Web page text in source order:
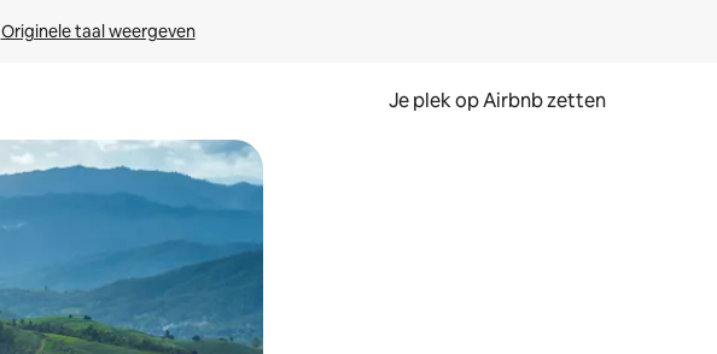
Originele taal weergeven
Je plek op Airbnb zetten